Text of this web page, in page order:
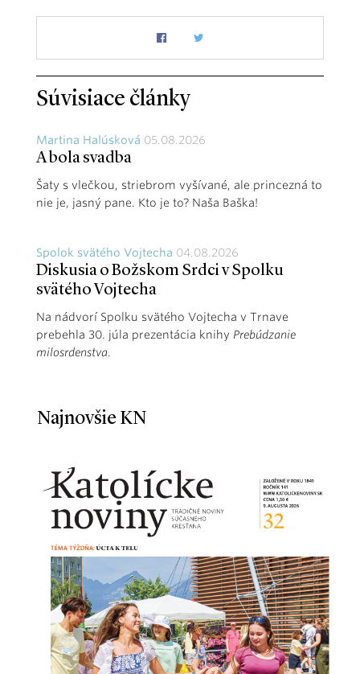
Súvisiace články
Martina Halúsková 05.08.2026
A bola svadba
Šaty s vlečkou, striebrom vyšívané, ale princezná to
nie je, jasný pane. Kto je to? Naša Baška!
Spolok svätého Vojtecha 04.08.2026
Diskusia o Božskom Srdci v Spolku
svätého Vojtecha
Na nádvorí Spolku svätého Vojtecha v Trnave
prebehla 30. júla prezentácia knihy Prebúdzanie
milosrdenstva.
Najnovšie KN